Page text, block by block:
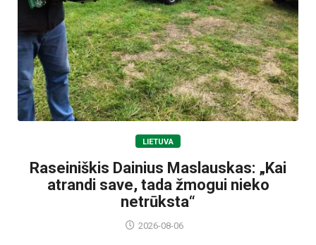
LIETUVA
Raseiniškis Dainius Maslauskas: „Kai
atrandi save, tada žmogui nieko
netrūksta“
2026-08-06